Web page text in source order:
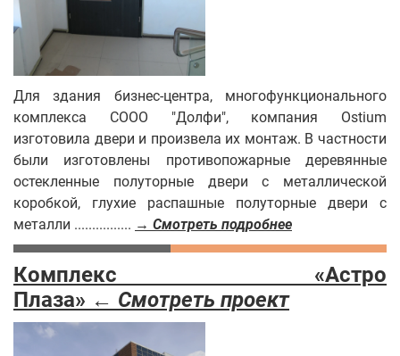
Для здания бизнес-центра, многофункционального
комплекса COOO "Долфи", компания Ostium
изготовила двери и произвела их монтаж. В частности
были изготовлены противопожарные деревянные
остекленные полуторные двери с металлической
коробкой, глухие распашные полуторные двери с
металли ................ → Смотреть подробнее
Комплекс «Астро
Плаза» ← Смотреть проект